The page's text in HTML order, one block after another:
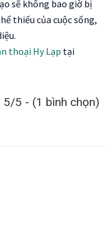
sẽ không bao giờ bị
thiếu của cuộc sống,
thoại Hy Lạp tại
5/5 - (1 bình chọn)